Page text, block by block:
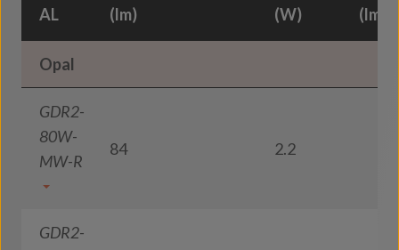
AL
(lm)
(W)
(lm/
Opal
GDR2-
80W-
MW-R
84 2.2
GDR2-